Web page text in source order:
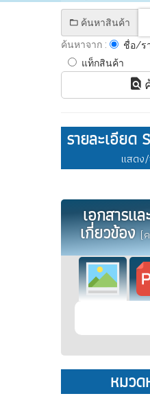
ค้นหาสินค้า
ค้นหาจาก :
ชื่อ/ร
แท็กสินค้า
รายละเอียด
แสดง
เอกสารแ
เกี่ยวข้อง(
หมว